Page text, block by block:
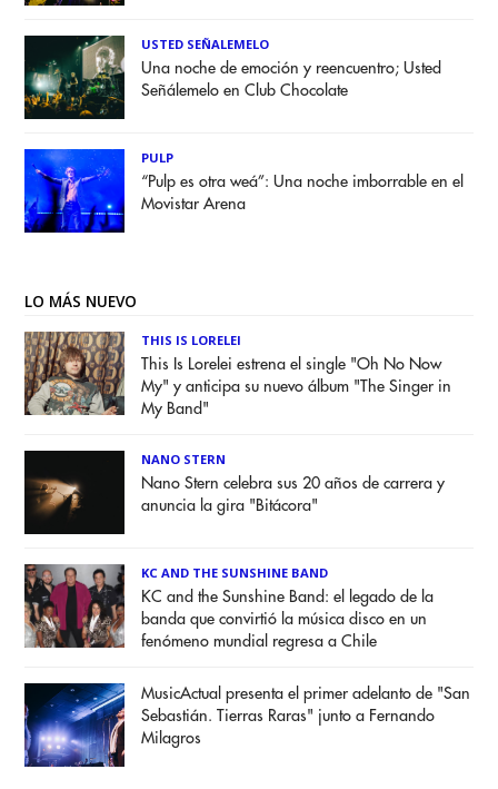
USTED SEÑALEMELO
Una noche de emoción y reencuentro; Usted
Señálemelo en Club Chocolate
PULP
“Pulp es otra weá”: Una noche imborrable en el
Movistar Arena
LO MÁS NUEVO
THIS IS LORELEI
This Is Lorelei estrena el single "Oh No Now
My" y anticipa su nuevo álbum "The Singer in
My Band"
NANO STERN
Nano Stern celebra sus 20 años de carrera y
anuncia la gira "Bitácora"
KC AND THE SUNSHINE BAND
KC and the Sunshine Band: el legado de la
banda que convirtió la música disco en un
fenómeno mundial regresa a Chile
MusicActual presenta el primer adelanto de "San
Sebastián. Tierras Raras" junto a Fernando
Milagros